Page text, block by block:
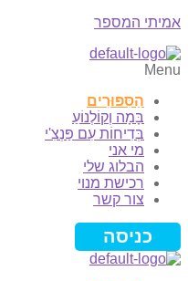
אמיתי המספר
Menu
הַסִּפּוּרִים
בָּמָה וְקוֹלְנוֹעַ
בְּדִיחוֹת עִם פַּנְצִ'י
מי אני
הבלוג שלי
רכישת מנוי
צור קשר
כניסה